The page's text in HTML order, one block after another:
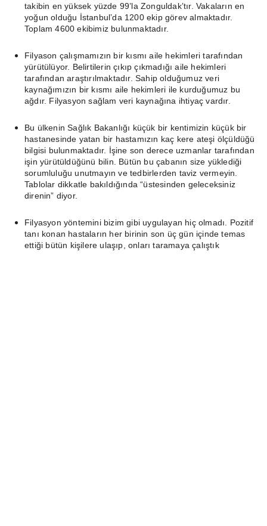
takibin en yüksek yüzde 99’la Zonguldak’tır. Vakaların en
yoğun olduğu İstanbul’da 1200 ekip görev almaktadır.
Toplam 4600 ekibimiz bulunmaktadır.
Filyason çalışmamızın bir kısmı aile hekimleri tarafından
yürütülüyor. Belirtilerin çıkıp çıkmadığı aile hekimleri
tarafından araştırılmaktadır. Sahip olduğumuz veri
kaynağımızın bir kısmı aile hekimleri ile kurduğumuz bu
ağdır. Filyasyon sağlam veri kaynağına ihtiyaç vardır.
Bu ülkenin Sağlık Bakanlığı küçük bir kentimizin küçük bir
hastanesinde yatan bir hastamızın kaç kere ateşi ölçüldüğü
bilgisi bulunmaktadır. İşine son derece uzmanlar tarafından
işin yürütüldüğünü bilin. Bütün bu çabanın size yüklediği
sorumluluğu unutmayın ve tedbirlerden taviz vermeyin.
Tablolar dikkatle bakıldığında “üstesinden geleceksiniz
direnin” diyor.
Filyasyon yöntemini bizim gibi uygulayan hiç olmadı. Pozitif
tanı konan hastaların her birinin son üç gün içinde temas
ettiği bütün kişilere ulaşıp, onları taramaya çalıştık